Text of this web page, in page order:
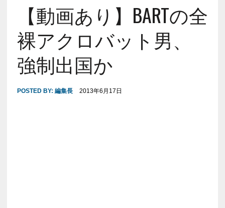
【動画あり】BARTの全
裸アクロバット男、
強制出国か
POSTED BY: 編集長 2013年6月17日